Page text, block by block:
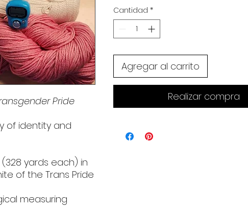
Pride
of identity and
(328 yards each) in
of the Trans Pride
measuring
Cantidad *
Agregar al carrito
Realizar compra